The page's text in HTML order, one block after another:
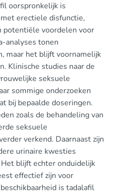
oorspronkelijk is
erectiele disfunctie,
potentiële voordelen voor
analyses tonen
maar het blijft voornamelijk
Klinische studies naar de
seksuele
sommige onderzoeken
bij bepaalde doseringen.
zoals de behandeling van
seksuele
verkend. Daarnaast zijn
urinaire kwesties
blijft echter onduidelijk
effectief zijn voor
is tadalafil